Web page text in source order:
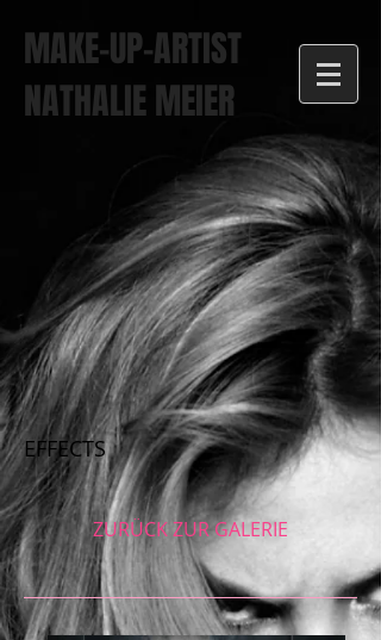
MAKE-UP-ARTIST
NATHALIE MEIER
EFFECTS
ZURÜCK ZUR GALERIE